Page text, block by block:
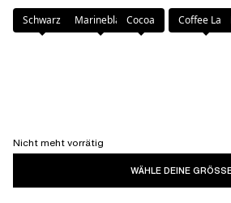
Farbe: Nymphea Pink
Schwarz Marineblau Cocoa Coffee
Nicht meht vorrätig
WÄHLE DEINE GRÖSSE